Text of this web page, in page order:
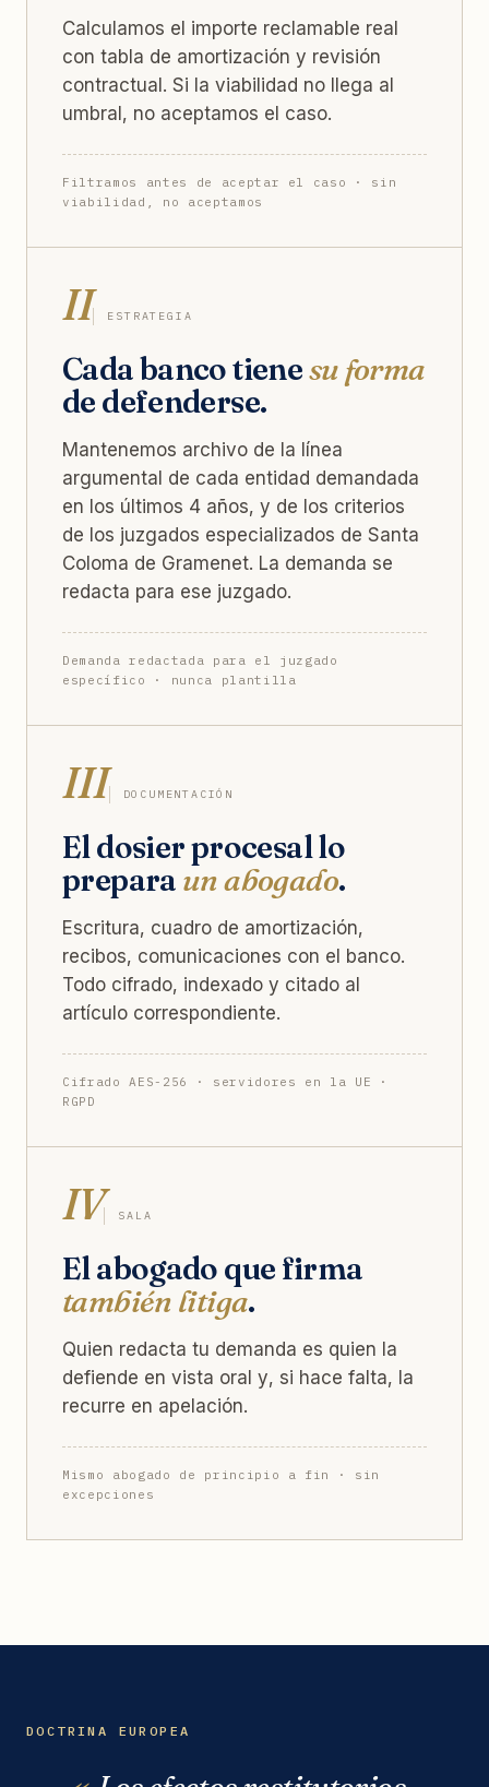
Calculamos el importe reclamable real
con tabla de amortización y revisión
contractual. Si la viabilidad no llega al
umbral, no aceptamos el caso.
Filtramos antes de aceptar el caso · sin
viabilidad, no aceptamos
II ESTRATEGIA
Cada banco tienesu forma
de defenderse.
Mantenemos archivo de la línea
argumental de cada entidad demandada
en los últimos 4 años, y de los criterios
de los juzgados especializados de Santa
Coloma de Gramenet. La demanda se
redacta para ese juzgado.
Demanda redactada para el juzgado
específico · nunca plantilla
III DOCUMENTACIÓN
El dosier procesal lo
prepara un abogado.
Escritura, cuadro de amortización,
recibos, comunicaciones con el banco.
Todo cifrado, indexado y citado al
artículo correspondiente.
Cifrado AES-256 · servidores en la UE ·
RGPD
IV SALA
El abogado que firma
también litiga.
Quien redacta tu demanda es quien la
defiende en vista oral y, si hace falta, la
recurre en apelación.
Mismo abogado de principio a fin · sin
excepciones
DOCTRINA EUROPEA